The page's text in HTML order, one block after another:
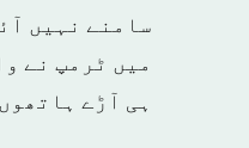
سامنے نہیں
میں ٹرمپ نے
ہی آڑے